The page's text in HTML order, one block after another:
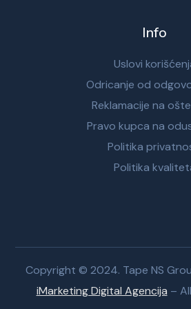
Info
Uslovi
Odricanje od
Reklamacije na
Pravo kupca na
Politika
Politika
Copyright © 2024. Tape NS
iMarketing Digital Agencija –